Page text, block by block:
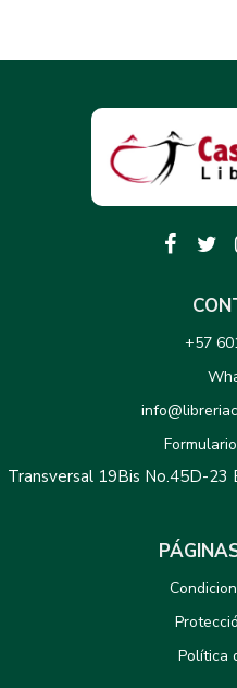
+57
Transversal 19Bis No.45D-
Política